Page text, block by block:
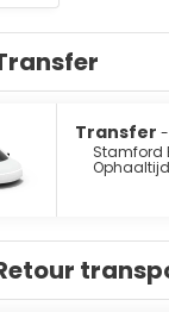
Transfer -
Stamford